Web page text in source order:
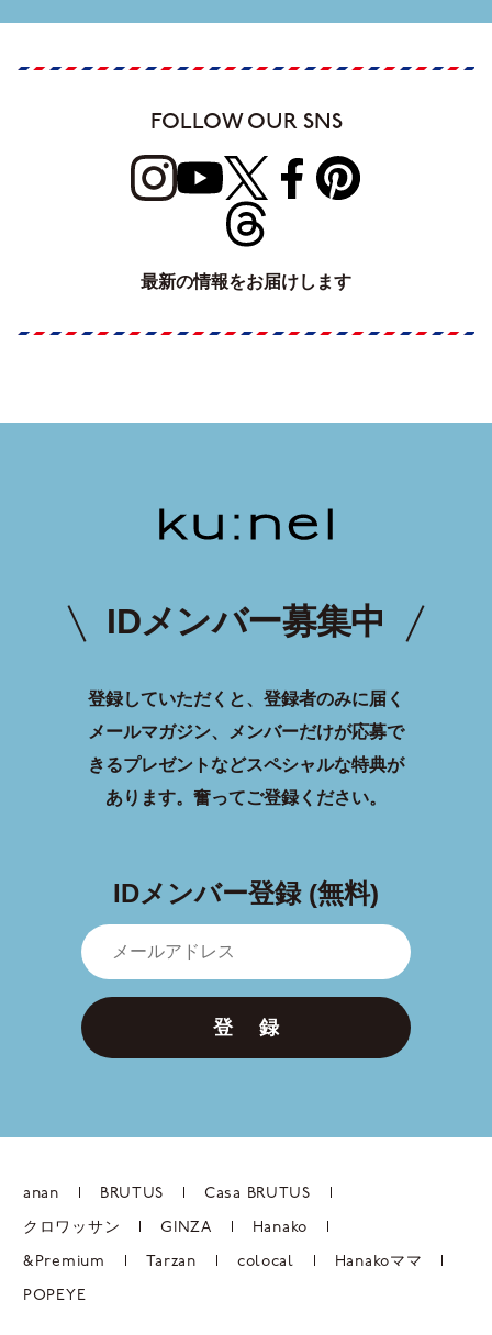
FOLLOW OUR SNS
最新の情報をお届けします
IDメンバー募集中
登録していただくと、登録者のみに届く
メールマガジン、メンバーだけが応募で
きるプレゼントなどスペシャルな特典が
あります。 奮ってご登録ください。
IDメンバー登録 (無料)
登 録
anan BRUTUS Casa BRUTUS
クロワッサン GINZA Hanako
&Premium Tarzan colocal Hanakoママ
POPEYE